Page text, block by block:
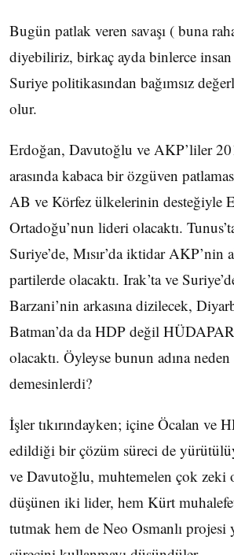
Bugün patlak veren savaşı ( buna
diyebiliriz, birkaç ayda binlerce
Suriye politikasından bağımsız
olur.
Erdoğan, Davutoğlu ve AKP’liler
arasında kabaca bir özgüven
AB ve Körfez ülkelerinin desteğiyle
Ortadoğu’nun lideri olacaktı.
Suriye’de, Mısır’da iktidar
partilerde olacaktı. Irak’ta ve
Barzani’nin arkasına dizilecek,
Batman’da da HDP değil
olacaktı. Öyleyse bunun adına
demesinlerdi?
İşler tıkırındayken; içine Öcalan ve
edildiği bir çözüm süreci de
ve Davutoğlu, muhtemelen çok zeki
düşünen iki lider, hem Kürt
tutmak hem de Neo Osmanlı